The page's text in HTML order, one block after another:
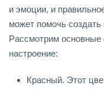
и эмоции, и
может помочь
Рассмотрим основные
настроение:
Красный. Этот